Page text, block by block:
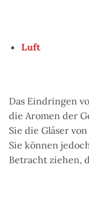
Luft
Das Eindringen
die Aromen der
Sie die Gläser
Sie können
Betracht ziehen,